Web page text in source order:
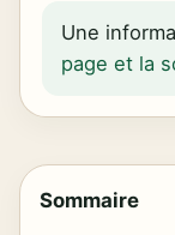
Une
page et la
Sommaire